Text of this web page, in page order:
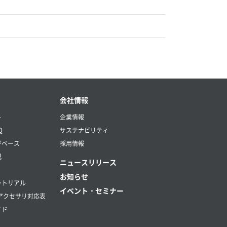
ース
リアル
クセサリ対応表
会社情報
企業情報
サステナビリティ
採用情報
ニュースリリース
お知らせ
イベント・セミナー